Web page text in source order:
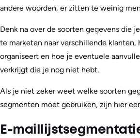
andere woorden, er zitten te weinig
Denk na over de soorten gegevens die
te marketen naar verschillende klanten,
organiseert en hoe je eventuele
verkrijgt die je nog niet hebt.
Als je niet zeker weet welke soorten
segmenten moet gebruiken, zijn hier
E-